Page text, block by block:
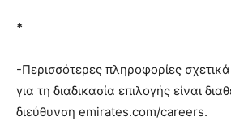
*
-Περισσότερες πληροφορίες σχετικά
για τη διαδικασία επιλογής είναι
διεύθυνση emirates.com/careers.